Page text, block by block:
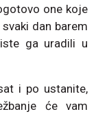
one koje
dan barem
ga uradili u
i po ustanite,
će vam